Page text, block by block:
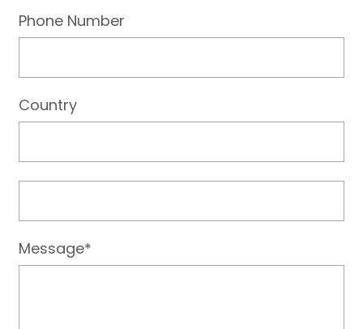
Phone Number
Country
Message*